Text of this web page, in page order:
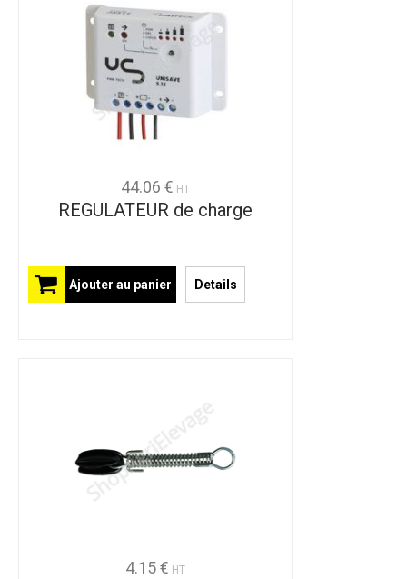
44.06 € HT
REGULATEUR de charge
Ajouter au panier Details
4.15 € HT